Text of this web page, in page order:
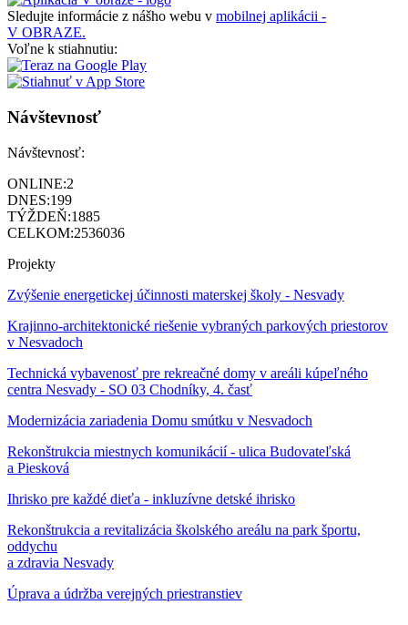
Sledujte informácie z nášho webu v mobilnej aplikácii -
V OBRAZE.
Voľne k stiahnutiu:
Návštevnosť
Návštevnosť:
ONLINE:2
DNES:199
TÝŽDEŇ:1885
CELKOM:2536036
Projekty
Zvýšenie energetickej účinnosti materskej školy - Nesvady
Krajinno-architektonické riešenie vybraných parkových priestorov
v Nesvadoch
Technická vybavenosť pre rekreačné domy v areáli kúpeľného
centra Nesvady - SO 03 Chodníky, 4. časť
Modernizácia zariadenia Domu smútku v Nesvadoch
Rekonštrukcia miestnych komunikácií - ulica Budovateľská
a Piesková
Ihrisko pre každé dieťa - inkluzívne detské ihrisko
Rekonštrukcia a revitalizácia školského areálu na park športu,
oddychu
a zdravia Nesvady
Úprava a údržba verejných priestranstiev